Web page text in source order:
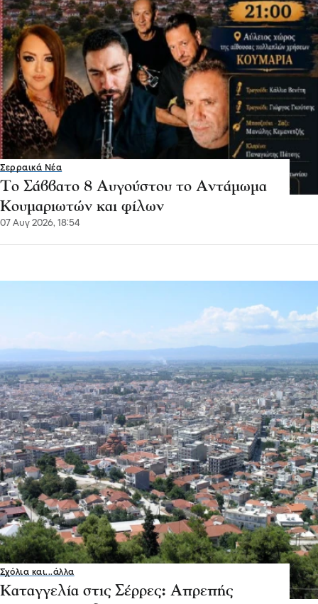
Σερραικά Νέα
Το Σάββατο 8 Αυγούστου το Αντάμωμα
Κουμαριωτών και φίλων
07 Αυγ 2026, 18:54
Σχόλια και...άλλα
Καταγγελία στις Σέρρες: Απρεπής